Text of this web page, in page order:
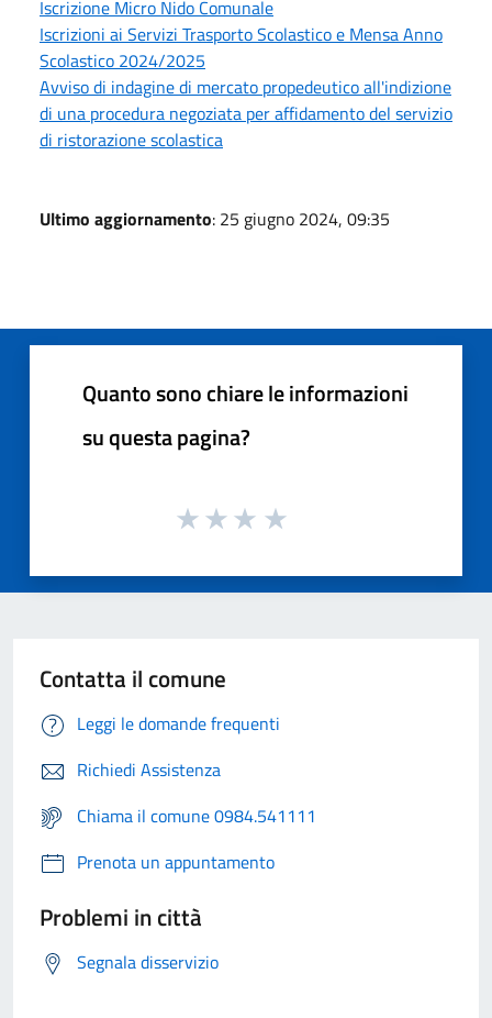
Iscrizione Micro Nido Comunale
Iscrizioni ai Servizi Trasporto Scolastico e Mensa Anno
Scolastico 2024/2025
Avviso di indagine di mercato propedeutico all'indizione
di una procedura negoziata per affidamento del servizio
di ristorazione scolastica
Ultimo aggiornamento: 25 giugno 2024, 09:35
Quanto sono chiare le informazioni
su questa pagina?
Contatta il comune
Leggi le domande frequenti
Richiedi Assistenza
Chiama il comune 0984.541111
Prenota un appuntamento
Problemi in città
Segnala disservizio